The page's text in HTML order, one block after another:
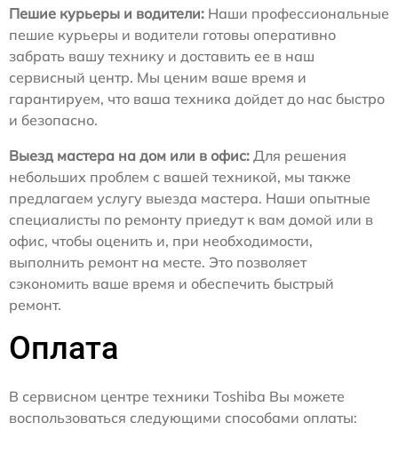
Пешие курьеры и водители: Наши профессиональные
пешие курьеры и водители готовы оперативно
забрать вашу технику и доставить ее в наш
сервисный центр. Мы ценим ваше время и
гарантируем, что ваша техника дойдет до нас быстро
и безопасно.
Выезд мастера на дом или в офис: Для решения
небольших проблем с вашей техникой, мы также
предлагаем услугу выезда мастера. Наши опытные
специалисты по ремонту приедут к вам домой или в
офис, чтобы оценить и, при необходимости,
выполнить ремонт на месте. Это позволяет
сэкономить ваше время и обеспечить быстрый
ремонт.
Оплата
В сервисном центре техники Toshiba Вы можете
воспользоваться следующими способами оплаты: